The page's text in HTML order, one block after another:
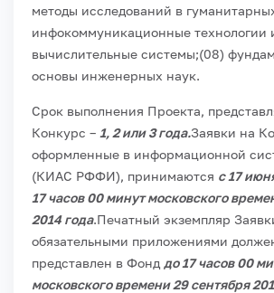
методы исследований в
инфокоммуникационные технологии
вычислительные системы;(08)
основы инженерных наук.
Срок выполнения Проекта,
Конкурс – 1, 2 или 3 года.Заявки на
оформленные в информационной
(КИАС РФФИ), принимаются с 17
17 часов 00 минут московского
2014 года.Печатный экземпляр
обязательными приложениями
представлен в Фонд до 17 часов 00
московского времени 29 сентября